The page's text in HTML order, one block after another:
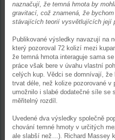
naznačují, že temná hmota by
gravitací, což znamená, že
stávajících teorií vysvětlujících její
Publikované výsledky navazují na
který pozoroval 72 kolizí mezi
že temná hmota interaguje sama
práce však bere v úvahu vlastní
celých kup. Vědci se domnívají,
trvat déle, než kolize pozorované v
umožnilo i slabé dodatečné síle se
měřitelný rozdíl.
Uvedené dva výsledky společně
chování temné hmoty v určitých
ale slabší než…). Richard Massey